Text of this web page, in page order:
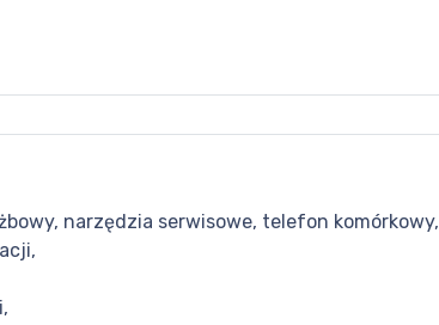
narzędzia serwisowe, telefon komórkowy,